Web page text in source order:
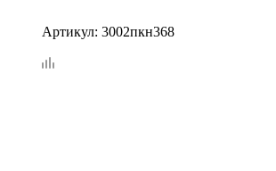
Артикул: 3002пкн368